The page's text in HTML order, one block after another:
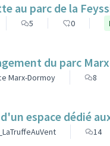
au parc de la
5 0
du parc
Marx-Dormoy 8
espace dédié
14